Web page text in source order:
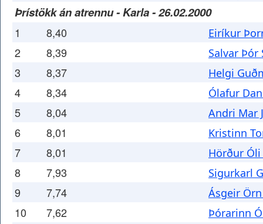
Þrístökk án atrennu - Karla - 26.02.2000
1 8,40 Eiríkur
2 8,39 Salvar Þór
3 8,37 Helgi
4 8,34 Ólafur
5 8,04 Andri Mar
6 8,01 Kristinn
7 8,01 Hörður
8 7,93 Sigurkarl
9 7,74 Ásgeir
10 7,62 Þórarinn